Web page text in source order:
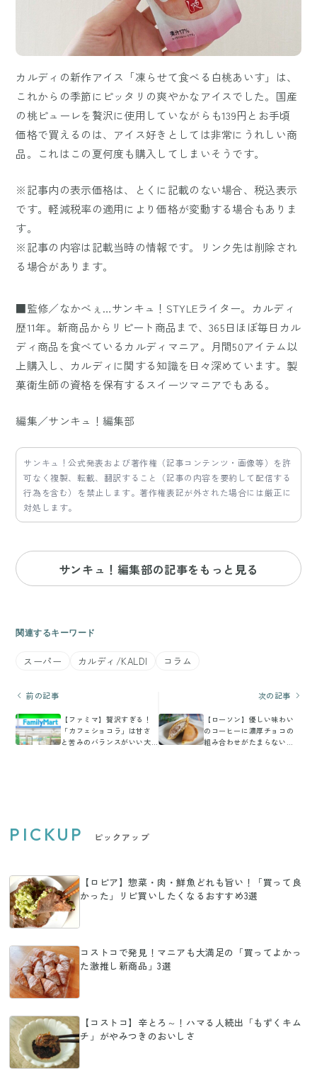
カルディの新作アイス「凍らせて食べる白桃あいす」は、
これからの季節にピッタリの爽やかなアイスでした。国産
の桃ピューレを贅沢に使用していながらも139円とお手頃
価格で買えるのは、アイス好きとしては非常にうれしい商
品。これはこの夏何度も購入してしまいそうです。
※記事内の表示価格は、とくに記載のない場合、税込表示
です。軽減税率の適用により価格が変動する場合もありま
す。
※記事の内容は記載当時の情報です。リンク先は削除され
る場合があります。
■監修／なかべぇ…サンキュ！STYLEライター。カルディ
歴11年。新商品からリピート商品まで、365日ほぼ毎日カル
ディ商品を食べているカルディマニア。月間50アイテム以
上購入し、カルディに関する知識を日々深めています。製
菓衛生師の資格を保有するスイーツマニアでもある。
編集／サンキュ！編集部
サンキュ！公式発表および著作権（記事コンテンツ・画像等）を許
可なく複製、転載、翻訳すること（記事の内容を要約して配信する
行為を含む）を禁止します。著作権表記が外された場合には厳正に
対処します。
サンキュ！編集部の記事をもっと見る
関連するキーワード
スーパー カルディ/KALDI コラム
前の記事
【ファミマ】贅沢すぎる！
「カフェショコラ」は甘さ
と苦みのバランスがいい大
次の記事
【ローソン】優しい味わい
のコーヒーに濃厚チョコの
組み合わせがたまらない
PICKUP ピックアップ
【ロピア】惣菜・肉・鮮魚どれも旨い！「買って良
かった」リピ買いしたくなるおすすめ3選
コストコで発見！マニアも大満足の「買ってよかっ
た激推し新商品」3選
【コストコ】辛とろ～！ハマる人続出「もずくキム
チ」がやみつきのおいしさ